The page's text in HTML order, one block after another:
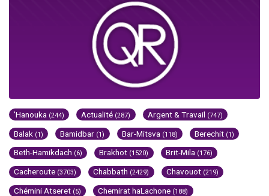
'Hanouka (244) Actualité (287) Argent & Travail (747)
Balak (1) Bamidbar (1) Bar-Mitsva (118) Berechit (1)
Beth-Hamikdach (6) Brakhot (1520) Brit-Mila (176)
Cacheroute (3703) Chabbath (2429) Chavouot (219)
Chémini Atseret (5) Chemirat haLachone (188)